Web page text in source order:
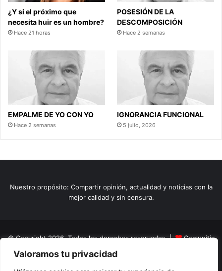
Valoramos tu privacidad
¿Y si el próximo que
necesita huir es un hombre?
Hace 21 horas
POSESIÓN DE LA
DESCOMPOSICIÓN
Hace 2 semanas
EMPALME DE YO CON YO
Hace 2 semanas
IGNORANCIA FUNCIONAL
5 julio, 2026
Nuestro propósito: Compartir opinión, actualidad y noticias con la
mejor calidad y sin censura.
© Copyright 2026, Todos los derechos reservados |
Comunitic
SAS BICNit 901228106
Home
Actualidad Variedades Opinion Turismo